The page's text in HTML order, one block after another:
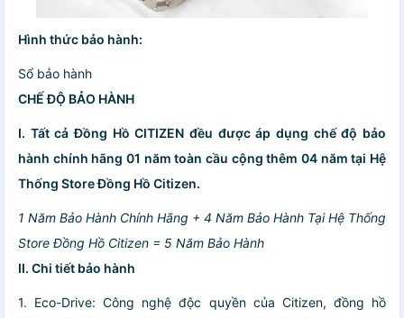
Hình thức bảo hành:
Sổ bảo hành
CHẾ ĐỘ BẢO HÀNH
I. Tất cả Đồng Hồ CITIZEN đều được áp dụng chế độ bảo
hành chính hãng 01 năm toàn cầu cộng thêm 04 năm tại Hệ
Thống Store Đồng Hồ Citizen.
1 Năm Bảo Hành Chính Hãng + 4 Năm Bảo Hành Tại Hệ Thống
Store Đồng Hồ Citizen = 5 Năm Bảo Hành
II. Chi tiết bảo hành
1. Eco-Drive: Công nghệ độc quyền của Citizen, đồng hồ